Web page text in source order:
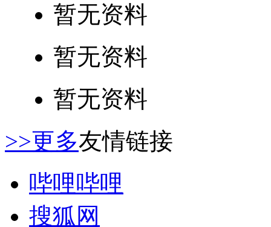
暂无资料
暂无资料
暂无资料
>>更多友情链接
哔哩哔哩
搜狐网